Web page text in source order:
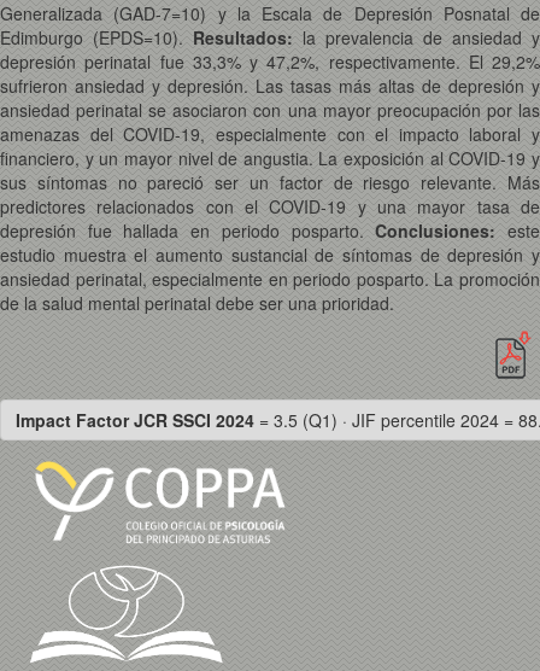
Generalizada (GAD-7=10) y la Escala de Depresión Posnatal de
Edimburgo (EPDS=10). Resultados: la prevalencia de ansiedad y
depresión perinatal fue 33,3% y 47,2%, respectivamente. El 29,2%
sufrieron ansiedad y depresión. Las tasas más altas de depresión y
ansiedad perinatal se asociaron con una mayor preocupación por las
amenazas del COVID-19, especialmente con el impacto laboral y
financiero, y un mayor nivel de angustia. La exposición al COVID-19 y
sus síntomas no pareció ser un factor de riesgo relevante. Más
predictores relacionados con el COVID-19 y una mayor tasa de
depresión fue hallada en periodo posparto.Conclusiones: este
estudio muestra el aumento sustancial de síntomas de depresión y
ansiedad perinatal, especialmente en periodo posparto. La promoción
de la salud mental perinatal debe ser una prioridad.
Impact Factor JCR SSCI 2024 = 3.5 (Q1) · JIF percentile 2024 =